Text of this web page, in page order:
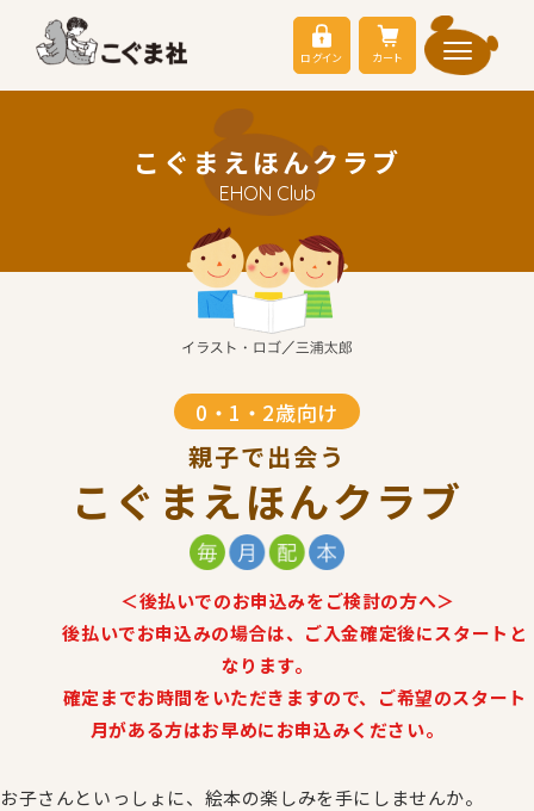
ログイン カート
こぐまえほんクラブ
EHON Club
0・1・2歳向け
親子で出会う
こぐまえほんクラブ
＜後払いでのお申込みをご検討の方へ＞
後払いでお申込みの場合は、ご入金確定後にスタートと
なります。
確定までお時間をいただきますので、ご希望のスタート
月がある方はお早めにお申込みください。
お子さんといっしょに、絵本の楽しみを手にしませんか。